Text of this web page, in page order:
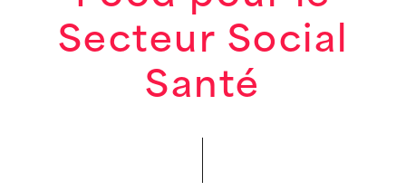
Secteur Social
Santé